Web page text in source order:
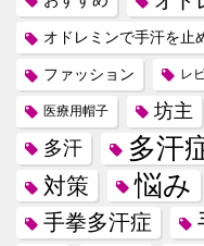
オドレミンで手汗を止
ファッション レ
医療用帽子 坊主
多汗 多汗
対策 悩み
手拳多汗症